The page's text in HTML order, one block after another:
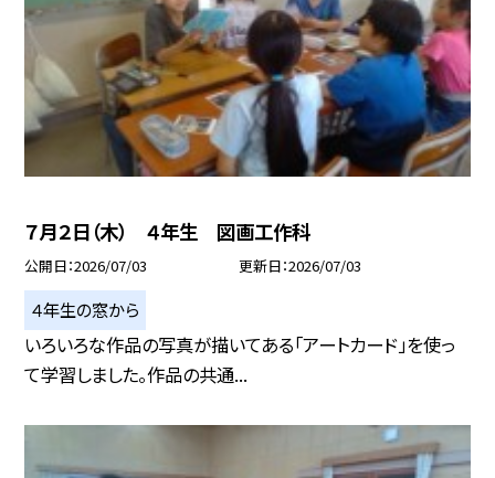
７月２日（木） ４年生 図画工作科
公開日 2026/07/03 更新日 2026/07/03
４年生の窓から
いろいろな作品の写真が描いてある「アートカード」を使っ
て学習しました。作品の共通...